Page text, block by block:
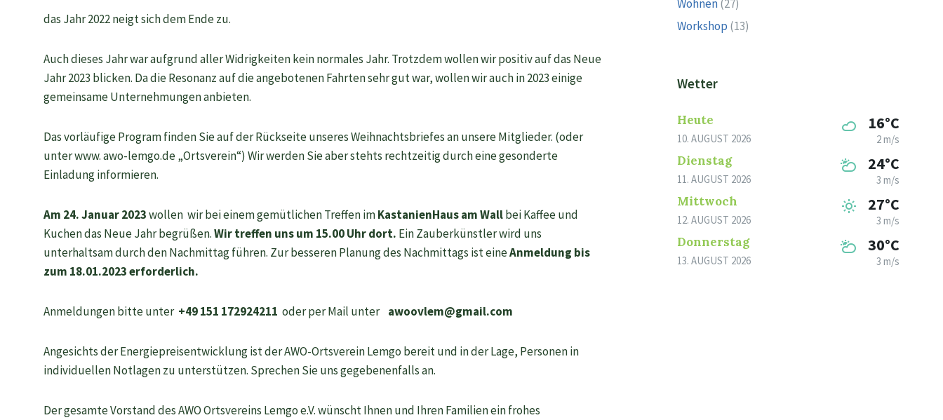
das Jahr 2022 neigt sich dem Ende zu.
Auch dieses Jahr war aufgrund aller Widrigkeiten kein normales Jahr. Trotzdem wollen wir positiv auf das Neue
Jahr 2023 blicken. Da die Resonanz auf die angebotenen Fahrten sehr gut war, wollen wir auch in 2023 einige
gemeinsame Unternehmungen anbieten.
Das vorläufige Program finden Sie auf der Rückseite unseres Weihnachtsbriefes an unsere Mitglieder. (oder
unter www. awo-lemgo.de „Ortsverein“) Wir werden Sie aber stehts rechtzeitig durch eine gesonderte
Einladung informieren.
Am 24. Januar 2023wollen wir bei einem gemütlichen Treffen imKastanienHaus am Wallbei Kaffee und
Kuchen das Neue Jahr begrüßen.Wir treffen uns um 15.00 Uhr dort. Ein Zauberkünstler wird uns
unterhaltsam durch den Nachmittag führen. Zur besseren Planung des Nachmittags ist eineAnmeldung bis
zum 18.01.2023 erforderlich.
Anmeldungen bitte unter +49 151 172924211 oder per Mail unter awoovlem@gmail.com
Angesichts der Energiepreisentwicklung ist der AWO-Ortsverein Lemgo bereit und in der Lage, Personen in
individuellen Notlagen zu unterstützen. Sprechen Sie uns gegebenenfalls an.
Der gesamte Vorstand des AWO Ortsvereins Lemgo e.V. wünscht Ihnen und Ihren Familien ein frohes
Wohnen(27)
Workshop (13)
Wetter
Heute
10. AUGUST 2026
16°C
2 m/s
Dienstag
11. AUGUST 2026
24°C
3 m/s
Mittwoch
12. AUGUST 2026
27°C
3 m/s
Donnerstag
13. AUGUST 2026
30°C
3 m/s